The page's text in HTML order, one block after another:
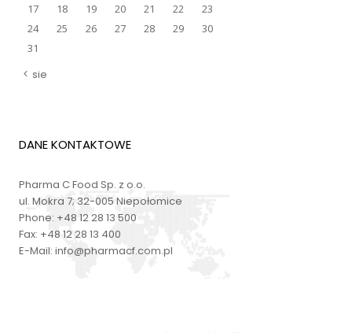
sie
17
18 19 20 21 22
23
24
25 26 27 28 29
30
31
DANE KONTAKTOWE
Pharma C Food Sp. z o.o.
ul. Mokra 7; 32-005 Niepołomice
Phone: +48 12 28 13 500
Fax: +48 12 28 13 400
E-Mail: info@pharmacf.com.pl